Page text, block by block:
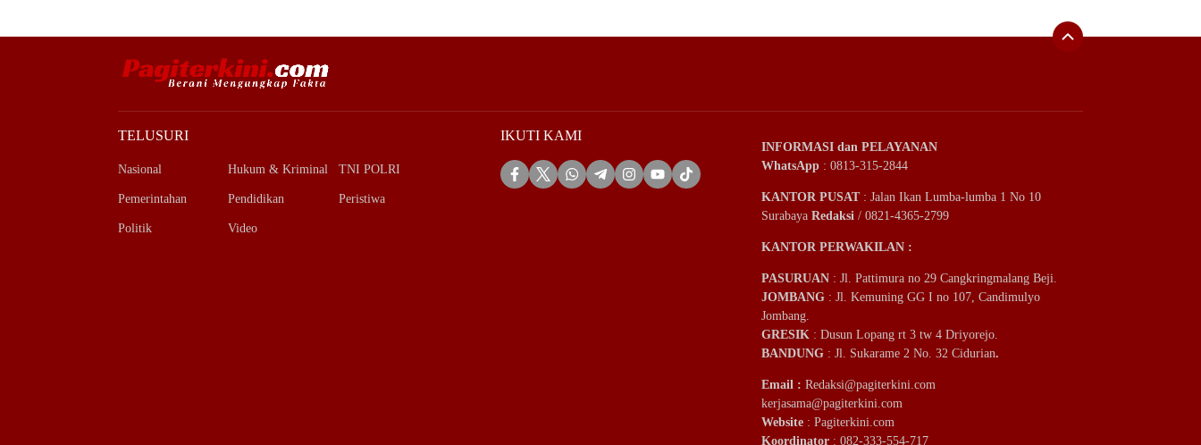
TELUSURI
Nasional Hukum & Kriminal TNI POLRI
Pemerintahan Pendidikan Peristiwa
Politik Video
IKUTI KAMI
INFORMASI dan PELAYANAN
WhatsApp : 0813-315-2844
KANTOR PUSAT: Jalan Ikan Lumba-lumba 1 No 10
Surabaya Redaksi / 0821-4365-2799
KANTOR PERWAKILAN :
PASURUAN : Jl. Pattimura no 29 Cangkringmalang Beji.
JOMBANG : Jl. Kemuning GG I no 107, Candimulyo
Jombang.
GRESIK : Dusun Lopang rt 3 tw 4 Driyorejo.
BANDUNG : Jl. Sukarame 2 No. 32 Cidurian.
Email : Redaksi@pagiterkini.com
kerjasama@pagiterkini.com
Website : Pagiterkini.com
Koordinator : 082-333-554-717